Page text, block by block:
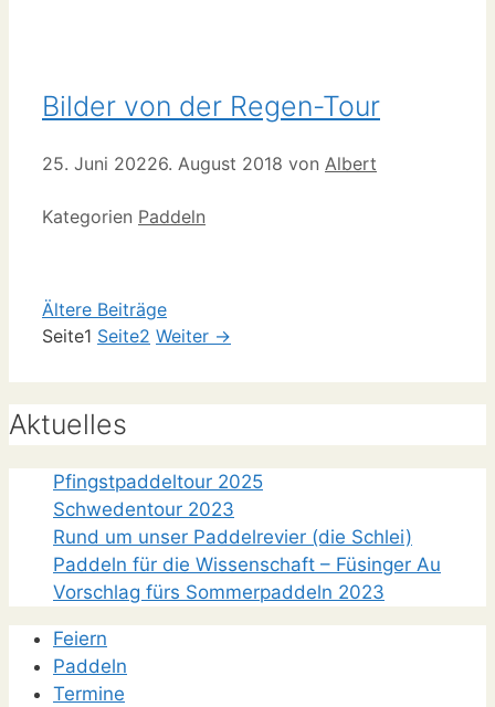
Bilder von der Regen-Tour
25. Juni 20226. August 2018 von Albert
Kategorien Paddeln
Ältere Beiträge
Seite1 Seite2 Weiter →
Aktuelles
Pfingstpaddeltour 2025
Schwedentour 2023
Rund um unser Paddelrevier (die Schlei)
Paddeln für die Wissenschaft – Füsinger Au
Vorschlag fürs Sommerpaddeln 2023
Feiern
Paddeln
Termine